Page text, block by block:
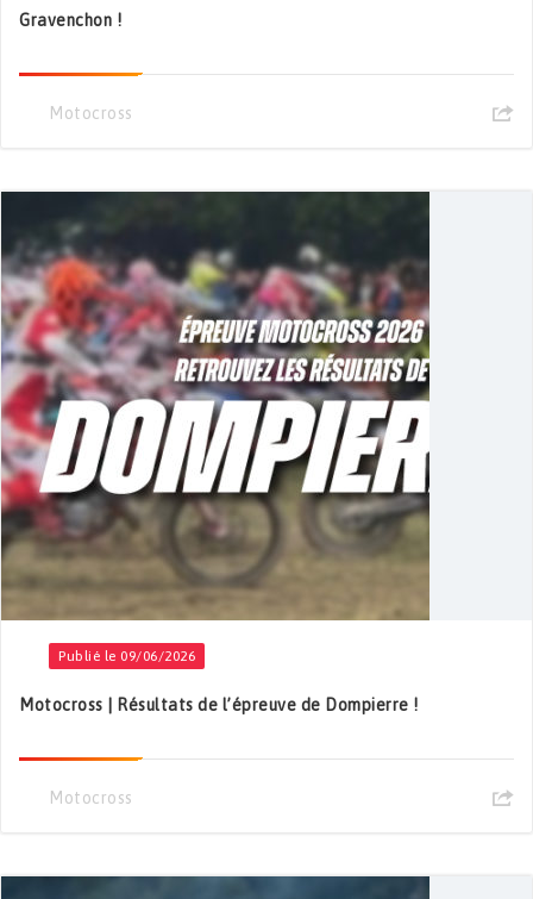
Gravenchon !
Motocross
Publié le 09/06/2026
Motocross | Résultats de l’épreuve de Dompierre !
Motocross